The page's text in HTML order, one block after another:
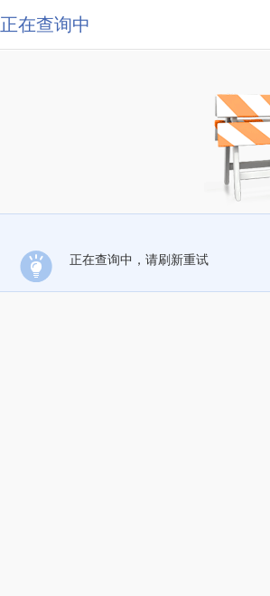
正在查询中
正在查询中，请刷新重试